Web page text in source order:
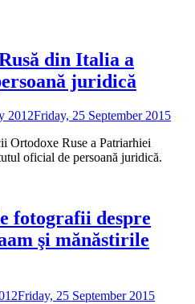
din Italia a
juridică
2012Friday, 25 September 2015
Ortodoxe Ruse a Patriarhiei
oficial de persoană juridică.
fotografii despre
şi mănăstirile
Friday, 25 September 2015